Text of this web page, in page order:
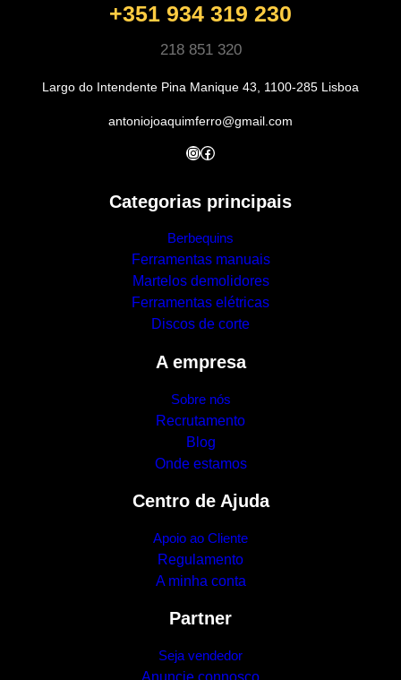
+351 934 319 230
218 851 320
Largo do Intendente Pina Manique 43, 1100-285 Lisboa
antoniojoaquimferro@gmail.com
InstagramFacebook
Categorias principais
Berbequins
Ferramentas manuais
Martelos demolidores
Ferramentas elétricas
Discos de corte
A empresa
Sobre nós
Recrutamento
Blog
Onde estamos
Centro de Ajuda
Apoio ao Cliente
Regulamento
A minha conta
Partner
Seja vendedor
Anuncie connosco